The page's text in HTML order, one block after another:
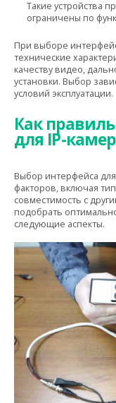
Такие устройства
ограничены по
При выборе
технические
качеству видео,
установки. Выбор
условий эксплуатации.
Как
для IP-
Выбор интерфейса для
факторов, включая
совместимость с
подобрать
следующие аспекты.